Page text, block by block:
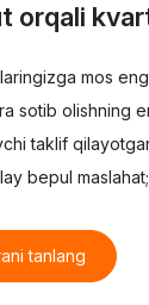
orqali
mos
sotib olishning
taklif
bepul maslahat;
tanlang